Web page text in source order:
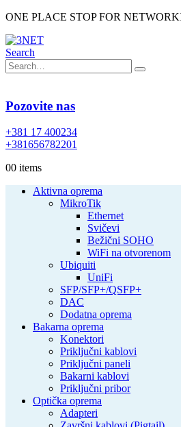
ONE PLACE STOP FOR
Search
Pozovite nas
+381 17 400234
+381656782201
00 items
Aktivna oprema
MikroTik
Ethernet
Svičevi
Bežični SOHO
WiFi na otvorenom
Ubiquiti
UniFi
SFP/SFP+/QSFP+
DAC
Dodatna oprema
Bakarna oprema
Konektori
Priključni kablovi
Priključni paneli
Bakarni kablovi
Priključni pribor
Optička oprema
Adapteri